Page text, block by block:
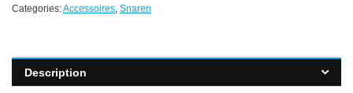
Categories:Accessoires, Snaren
Description